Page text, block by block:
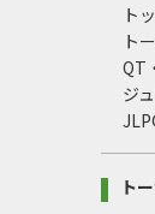
ト
ト
QT
ジ
ト